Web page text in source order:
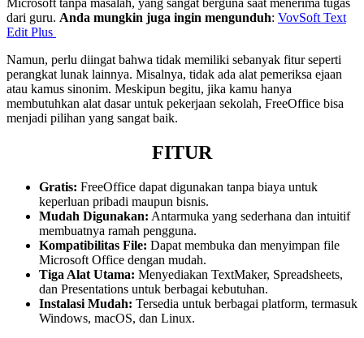
dari guru. Anda mungkin juga ingin mengunduh: VovSoft Text
Edit Plus
Namun, perlu diingat bahwa tidak memiliki sebanyak fitur seperti
perangkat lunak lainnya. Misalnya, tidak ada alat pemeriksa ejaan
atau kamus sinonim. Meskipun begitu, jika kamu hanya
membutuhkan alat dasar untuk pekerjaan sekolah, FreeOffice bisa
menjadi pilihan yang sangat baik.
FITUR
Gratis: FreeOffice dapat digunakan tanpa biaya untuk
keperluan pribadi maupun bisnis.
Mudah Digunakan: Antarmuka yang sederhana dan intuitif
membuatnya ramah pengguna.
Kompatibilitas File: Dapat membuka dan menyimpan file
Microsoft Office dengan mudah.
Tiga Alat Utama: Menyediakan TextMaker, Spreadsheets,
dan Presentations untuk berbagai kebutuhan.
Instalasi Mudah: Tersedia untuk berbagai platform, termasuk
Windows, macOS, dan Linux.